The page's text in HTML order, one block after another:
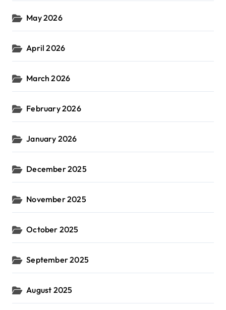
May 2026
April 2026
March 2026
February 2026
January 2026
December 2025
November 2025
October 2025
September 2025
August 2025